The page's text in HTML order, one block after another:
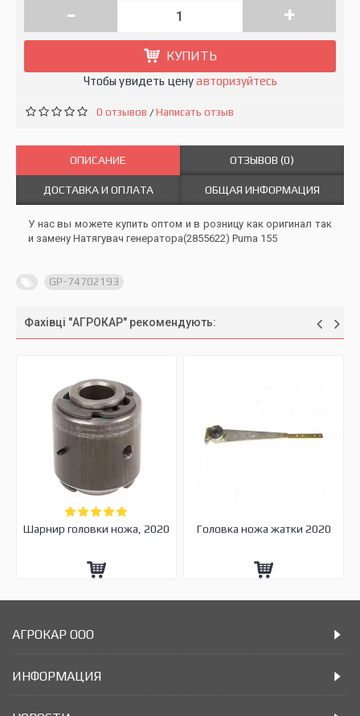
- +
КУПИТЬ
Чтобы увидеть ценуавторизуйтесь
0 отзывов /Написать отзыв
ОПИСАНИЕ ОТЗЫВОВ (0)
ДОСТАВКА И ОПЛАТА ОБЩАЯ ИНФОРМАЦИЯ
У нас вы можете купить оптом и в розницу как оригинал так
и замену Натягувач генератора(2855622) Puma 155
GP-74702193
Фахівці "АГРОКАР" рекомендують:
Шарнир головки ножа, 2020 Головка ножа жатки 2020
АГРОКАР ООО
ИНФОРМАЦИЯ